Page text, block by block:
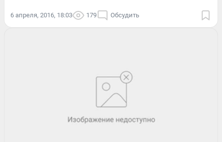
6 апреля, 2016, 18:03 179 Обсудить